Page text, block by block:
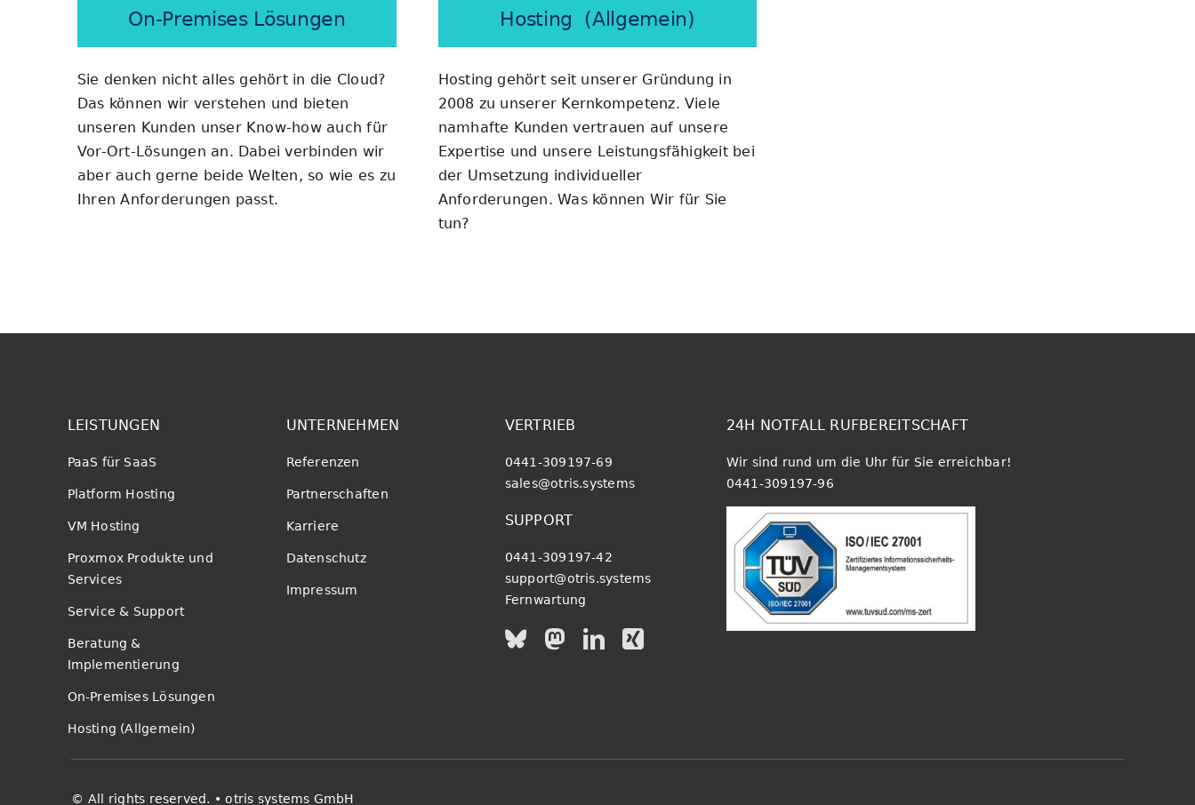
On-Premises Lösungen
Sie denken nicht alles gehört in die Cloud?
Das können wir verstehen und bieten
unseren Kunden unser Know-how auch für
Vor-Ort-Lösungen an. Dabei verbinden wir
aber auch gerne beide Welten, so wie es zu
Ihren Anforderungen passt.
Hosting (Allgemein)
Hosting gehört seit unserer Gründung in
2008 zu unserer Kernkompetenz. Viele
namhafte Kunden vertrauen auf unsere
Expertise und unsere Leistungsfähigkeit bei
der Umsetzung individueller
Anforderungen. Was können Wir für Sie
tun?
LEISTUNGEN
PaaS für SaaS
Platform Hosting
VM Hosting
Proxmox Produkte und
Services
Service & Support
Beratung &
Implementierung
On-Premises Lösungen
Hosting (Allgemein)
UNTERNEHMEN
Referenzen
Partnerschaften
Karriere
Datenschutz
Impressum
VERTRIEB
0441-309197-69
sales@otris.systems
SUPPORT
0441-309197-42
support@otris.systems
Fernwartung
24H NOTFALL RUFBEREITSCHAFT
Wir sind rund um die Uhr für Sie erreichbar!
0441-309197-96
© All rights reserved. • otris systems GmbH